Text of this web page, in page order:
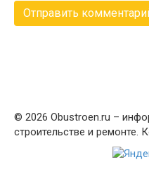
© 2026 Obustroen.ru –
строительстве и ремонте.